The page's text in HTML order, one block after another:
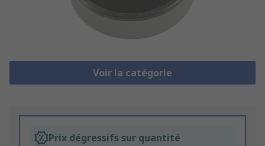
Voir la catégorie
Prix dégressifs sur quantité